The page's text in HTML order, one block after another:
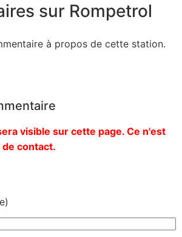
sur Rompetrol
à propos de cette station.
visible sur cette page. Ce n'est
contact.